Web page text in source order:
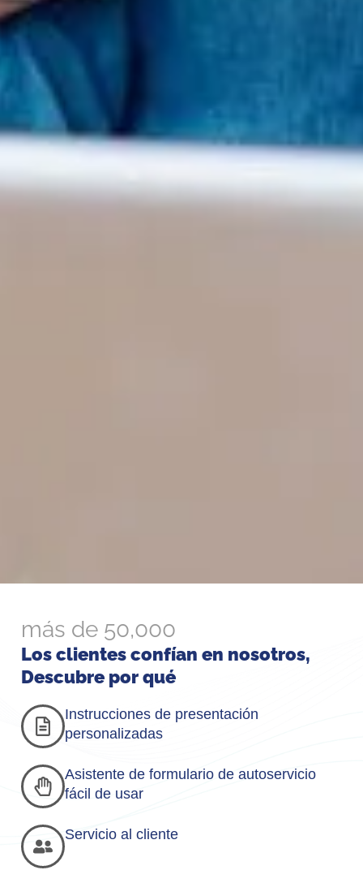
más de 50,000
Los clientes confían en nosotros,
Descubre por qué
Instrucciones de presentación
personalizadas
Asistente de formulario de autoservicio
fácil de usar
Servicio al cliente